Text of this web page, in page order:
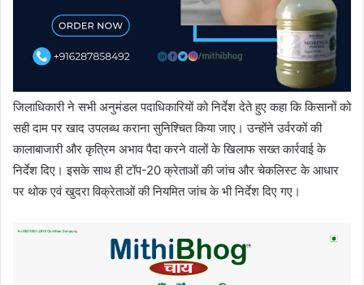
जिलाधिकारी ने सभी अनुमंडल पदाधिकारियों को निर्देश देते हुए कहा कि किसानों को
सही दाम पर खाद उपलब्ध कराना सुनिश्चित किया जाए। उन्होंने उर्वरकों की
कालाबाजारी और कृत्रिम अभाव पैदा करने वालों के खिलाफ सख्त कार्रवाई के
निर्देश दिए। इसके साथ ही टॉप-20 क्रेताओं की जांच और चेकलिस्ट के आधार
पर थोक एवं खुदरा विक्रेताओं की नियमित जांच के भी निर्देश दिए गए।